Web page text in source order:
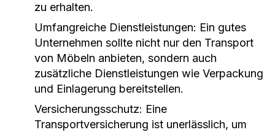
zu erhalten.
Umfangreiche Dienstleistungen: Ein gutes
Unternehmen sollte nicht nur den Transport
von Möbeln anbieten, sondern auch
zusätzliche Dienstleistungen wie Verpackung
und Einlagerung bereitstellen.
Versicherungsschutz: Eine
Transportversicherung ist unerlässlich, um